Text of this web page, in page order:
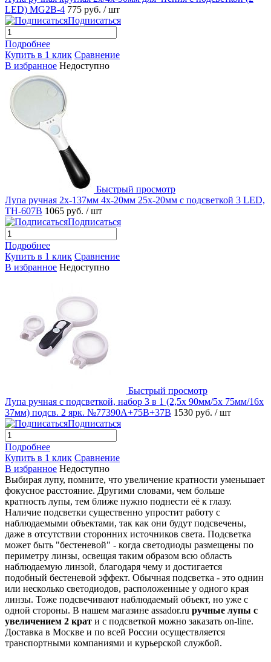
LED) MG2B-4 775 руб. / шт
Подписаться
Подробнее
Купить в 1 клик Сравнение
В избранное Недоступно
Быстрый просмотр
Лупа ручная 2x-137мм 4x-20мм 25x-20мм с подсветкой 3 LED,
TH-607B 1065 руб. / шт
Подписаться
Подробнее
Купить в 1 клик Сравнение
В избранное Недоступно
Быстрый просмотр
Лупа ручная с подсветкой, набор 3 в 1 (2,5x 90мм/5x 75мм/16x
37мм) подсв. 2 ярк. №77390A+75B+37B 1530 руб. / шт
Подписаться
Подробнее
Купить в 1 клик Сравнение
В избранное Недоступно
Выбирая лупу, помните, что увеличение кратности уменьшает
фокусное расстояние. Другими словами, чем больше
кратность лупы, тем ближе нужно поднести её к глазу.
Наличие подсветки существенно упростит работу с
наблюдаемыми объектами, так как они будут подсвечены,
даже в отсутствии сторонних источников света. Подсветка
может быть "бестеневой" - когда светодиоды размещены по
периметру линзы, освещая таким образом всю область
наблюдаемую линзой, благодаря чему и достигается
подобный бестеневой эффект. Обычная подсветка - это однин
или несколько светодиодов, расположенные у одного края
линзы. Тоже подсвечивают наблюдаемый объект, но уже с
одной стороны. В нашем магазине assador.ru ручные лупы с
увеличением 2 крат и с подсветкой можно заказать on-line.
Доставка в Москве и по всей России осуществляется
транспортными компаниями и курьерской службой.